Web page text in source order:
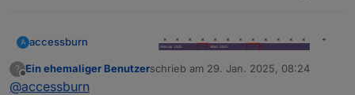
A accessburn
?
Offline
Ein ehemaliger Benutzerschrieb am 29. Jan. 2025, 08:24
zuletzt editiert von
@accessburn